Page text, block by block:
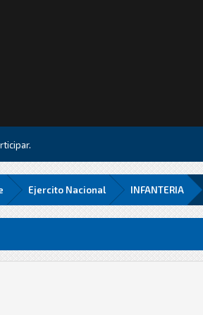
Ejercito Nacional INFANTERIA